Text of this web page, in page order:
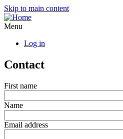
Skip to main content
Menu
Log in
Contact
First name
Name
Email address